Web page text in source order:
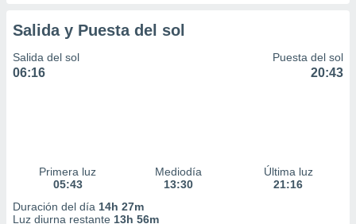
Salida y Puesta del sol
Salida del sol
06:16
Puesta del sol
20:43
Primera luz
05:43
Mediodía
13:30
Última luz
21:16
Duración del día 14h 27m
Luz diurna restante 13h 56m